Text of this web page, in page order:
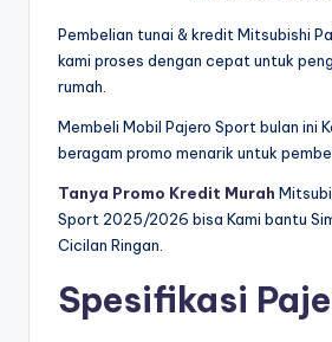
Pembelian tunai & kredit Mitsubishi
kami proses dengan cepat untuk
rumah.
Membeli Mobil Pajero Sport bulan ini
beragam promo menarik untuk
Tanya Promo Kredit Murah
Sport 2025/2026 bisa Kami bantu
Cicilan Ringan.
Spesifikasi